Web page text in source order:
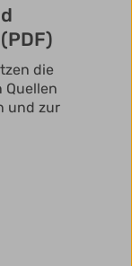
die
Quellen
und zur